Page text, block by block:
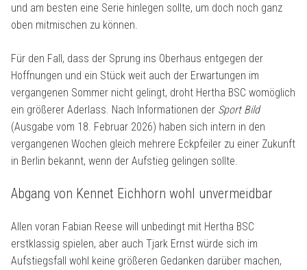
und am besten eine Serie hinlegen sollte, um doch noch ganz
oben mitmischen zu können.
Für den Fall, dass der Sprung ins Oberhaus entgegen der
Hoffnungen und ein Stück weit auch der Erwartungen im
vergangenen Sommer nicht gelingt, droht Hertha BSC womöglich
ein größerer Aderlass. Nach Informationen der Sport Bild
(Ausgabe vom 18. Februar 2026) haben sich intern in den
vergangenen Wochen gleich mehrere Eckpfeiler zu einer Zukunft
in Berlin bekannt, wenn der Aufstieg gelingen sollte.
Abgang von Kennet Eichhorn wohl unvermeidbar
Allen voran Fabian Reese will unbedingt mit Hertha BSC
erstklassig spielen, aber auch Tjark Ernst würde sich im
Aufstiegsfall wohl keine größeren Gedanken darüber machen,